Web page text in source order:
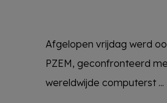
Afgelopen vrijdag werd
PZEM, geconfronteerd
wereldwijde computerst ...